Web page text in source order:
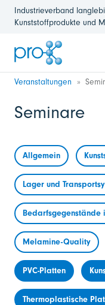
Industrieverband
Kunststoffprodukte und
Veranstaltungen
Seminare
Allgemein
Lager und
Bedarfsgegenstände
Melamine-Quality
PVC-Platten
Thermoplastische